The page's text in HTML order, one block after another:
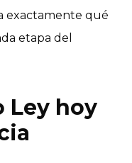
exactamente qué
etapa del
Ley hoy